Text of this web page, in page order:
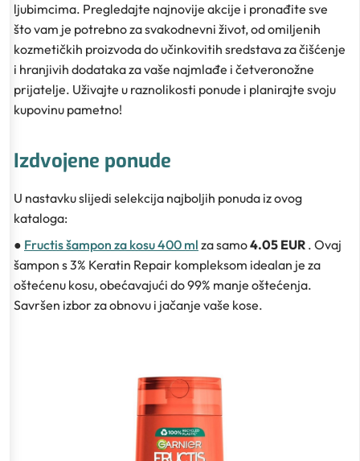
ljubimcima. Pregledajte najnovije akcije i pronađite sve
što vam je potrebno za svakodnevni život, od omiljenih
kozmetičkih proizvoda do učinkovitih sredstava za čišćenje
i hranjivih dodataka za vaše najmlađe i četveronožne
prijatelje. Uživajte u raznolikosti ponude i planirajte svoju
kupovinu pametno!
Izdvojene ponude
U nastavku slijedi selekcija najboljih ponuda iz ovog
kataloga:
● Fructis šampon za kosu 400 ml za samo4.05 EUR . Ovaj
šampon s 3% Keratin Repair kompleksom idealan je za
oštećenu kosu, obećavajući do 99% manje oštećenja.
Savršen izbor za obnovu i jačanje vaše kose.